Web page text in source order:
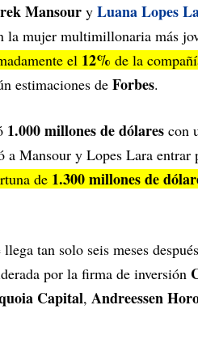
Mansour y Luana Lopes
mujer multimillonaria más
el 12% de la
estimaciones de Forbes.
1.000 millones de dólares con
a Mansour y Lopes Lara entrar
de 1.300 millones de
tan solo seis meses
por la firma de inversión
Capital, Andreessen